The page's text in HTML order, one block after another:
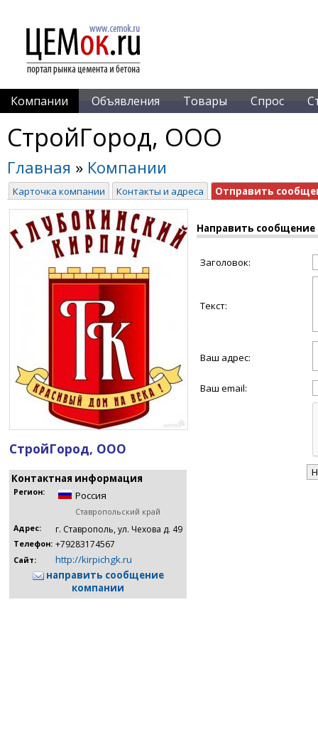
Компании Объявления Товары Спрос
СтройГород, ООО
Главная » Компании
Карточка компании Контакты и адреса Отправить
СтройГород, ООО
Контактная информация
Регион: Россия
Ставропольский край
Адрес:
г. Ставрополь, ул. Чехова д. 49
Телефон: +79283174567
Сайт:
http://kirpichgk.ru
направить сообщение
компании
Направить
Заголовок:
Текст:
Ваш адрес:
Ваш email: